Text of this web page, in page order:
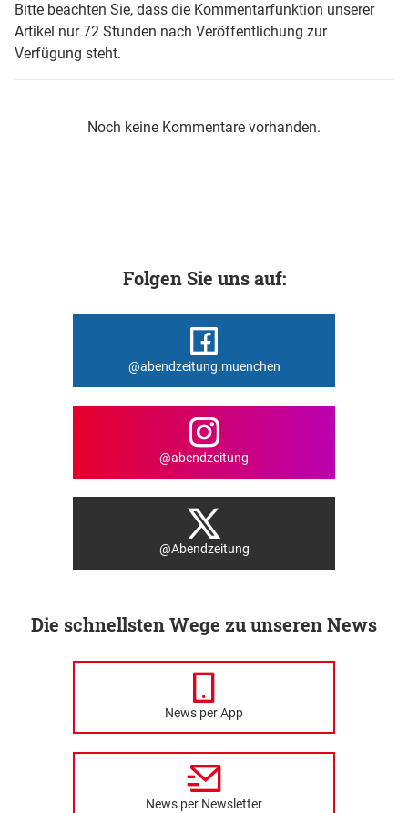
Bitte beachten Sie, dass die Kommentarfunktion unserer
Artikel nur 72 Stunden nach Veröffentlichung zur
Verfügung steht.
Noch keine Kommentare vorhanden.
Folgen Sie uns auf:
@abendzeitung.muenchen
@abendzeitung
@Abendzeitung
Die schnellsten Wege zu unseren News
News per App
News per Newsletter